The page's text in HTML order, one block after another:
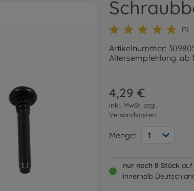
(1)
Artikelnummer:
Altersempfehlung: ab
4,29 €
inkl. MwSt. zzgl.
Versandkosten
Menge: 1
nur noch 8 Stück auf
innerhalb